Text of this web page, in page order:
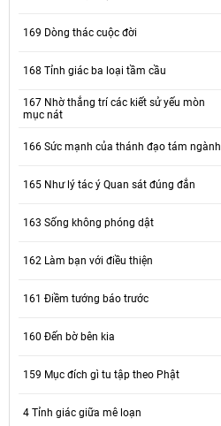
169 Dòng thác cuộc đời
168 Tỉnh giác ba loại tầm cầu
167 Nhờ thắng trí các kiết sử yếu mòn
mục nát
166 Sức mạnh của thánh đạo tám ngành
165 Như lý tác ý Quan sát đúng đắn
163 Sống không phóng dật
162 Làm bạn với điều thiện
161 Điềm tướng báo trước
160 Đến bờ bên kia
159 Mục đích gì tu tập theo Phật
4 Tỉnh giác giữa mê loạn